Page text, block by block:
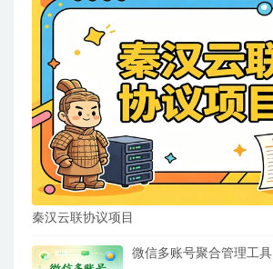
秦汉云联协议项目
微信多账号聚合管理工具